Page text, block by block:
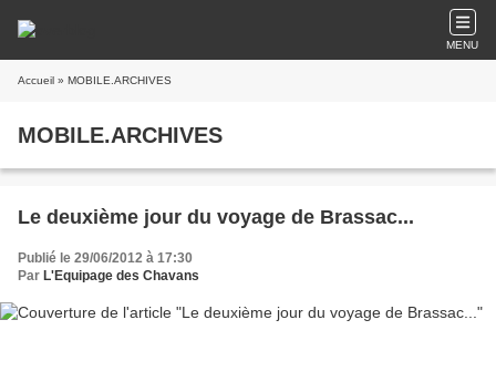
MENU
Accueil » MOBILE.ARCHIVES
MOBILE.ARCHIVES
Le deuxième jour du voyage de Brassac...
Publié le 29/06/2012 à 17:30
Par L'Equipage des Chavans